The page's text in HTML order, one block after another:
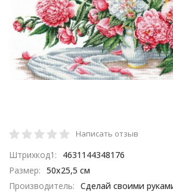
Написать отзыв
Штрихкод1:
4631144348176
Размер: 50х25,5 см
Производитель: Сделай своими